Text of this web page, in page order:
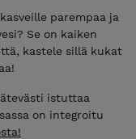
parempaa ja
Se on kaiken
kastele sillä kukat
istuttaa
on integroitu